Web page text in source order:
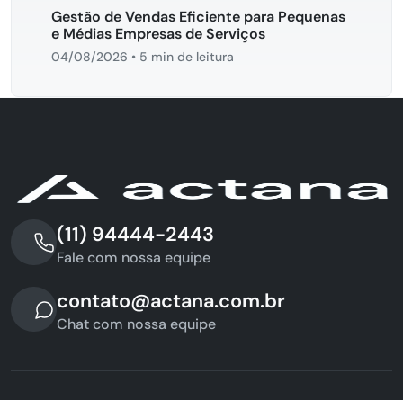
Gestão de Vendas Eficiente para Pequenas
e Médias Empresas de Serviços
04/08/2026 • 5 min de leitura
(11) 94444-2443
Fale com nossa equipe
contato@actana.com.br
Chat com nossa equipe